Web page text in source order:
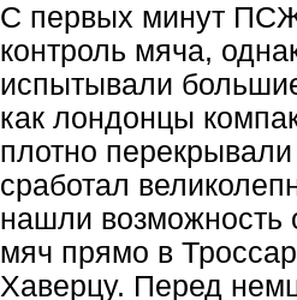
С первых минут
контроль мяча,
испытывали
как лондонцы
плотно
сработал
нашли возможность
мяч прямо в
Хаверцу. Перед